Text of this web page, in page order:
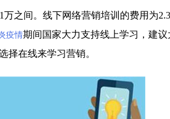
间。线下网络营销培训的费用为
疫情期间国家大力支持线上学习，建
择在线来学习营销。